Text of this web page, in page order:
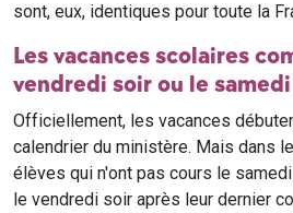
sont, eux, identiques pour toute la
Les vacances scolaires
vendredi soir ou le samedi
Officiellement, les vacances
calendrier du ministère. Mais dans
élèves qui n'ont pas cours le
le vendredi soir après leur dernier